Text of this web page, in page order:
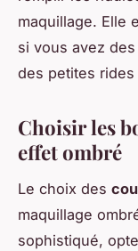
maquillage. Elle
si vous avez des
des petites
Choisir les
effet ombré
Le choix des
maquillage
sophistiqué,